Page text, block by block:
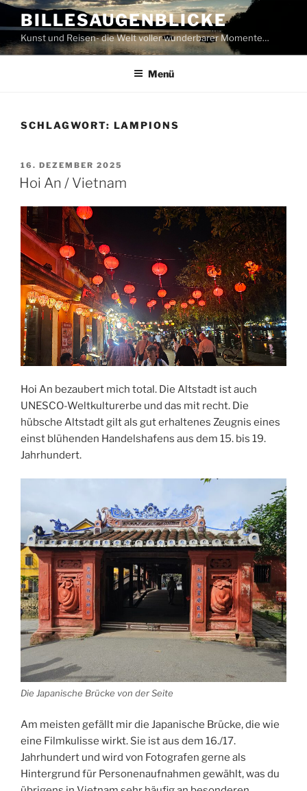
Zum
Inhalt
springen
BILLESAUGENBLICKE
Kunst und Reisen- die Welt voller wunderbarer Momente…
Menü
SCHLAGWORT: LAMPIONS
VERÖFFENTLICHT
AM
16. DEZEMBER 2025
Hoi An / Vietnam
Hoi An bezaubert mich total. Die Altstadt ist auch
UNESCO-Weltkulturerbe und das mit recht. Die
hübsche Altstadt gilt als gut erhaltenes Zeugnis eines
einst blühenden Handelshafens aus dem 15. bis 19.
Jahrhundert.
Die Japanische Brücke von der Seite
Am meisten gefällt mir die Japanische Brücke, die wie
eine Filmkulisse wirkt. Sie ist aus dem 16./17.
Jahrhundert und wird von Fotografen gerne als
Hintergrund für Personenaufnahmen gewählt, was du